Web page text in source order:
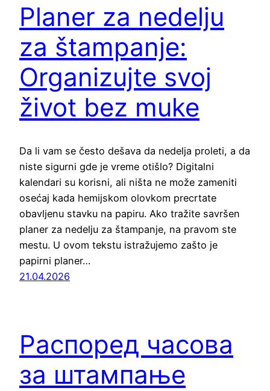
Planer za nedelju
za štampanje:
Organizujte svoj
život bez muke
Da li vam se često dešava da nedelja proleti, a da
niste sigurni gde je vreme otišlo? Digitalni
kalendari su korisni, ali ništa ne može zameniti
osećaj kada hemijskom olovkom precrtate
obavljenu stavku na papiru. Ako tražite savršen
planer za nedelju za štampanje, na pravom ste
mestu. U ovom tekstu istražujemo zašto je
papirni planer…
21.04.2026
Распоред часова
за штампање